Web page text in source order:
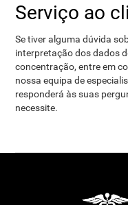
Serviço ao
Se tiver alguma dúvida
interpretação dos dados
concentração, entre em
nossa equipa de
responderá às suas
necessite.